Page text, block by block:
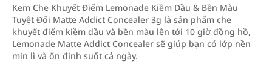
Kem Che Khuyết Điểm Lemonade Kiềm Dầu & Bền Màu
Tuyệt Đối Matte Addict Concealer 3g là sản phẩm che
khuyết điểm kiềm dầu và bền màu lên tới 10 giờ đồng hồ,
Lemonade Matte Addict Concealer sẽ giúp bạn có lớp nền
mịn lì và ổn định suốt cả ngày.